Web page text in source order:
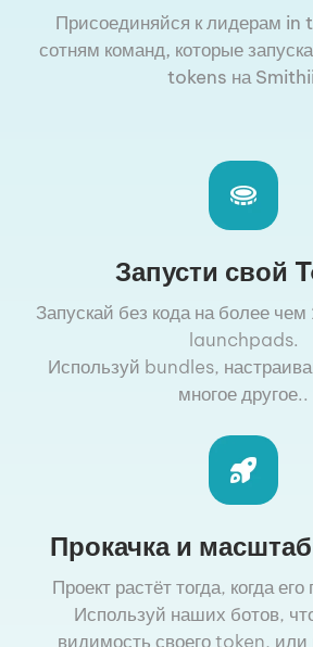
Присоединяйся к лидерам
сотням команд, которые
tokens на
Запусти свой
Запускай без кода на более
launchpads.
Используй bundles,
многое другое..
Прокачка и
Проект растёт тогда, когда
Используй наших ботов,
видимость своего token,